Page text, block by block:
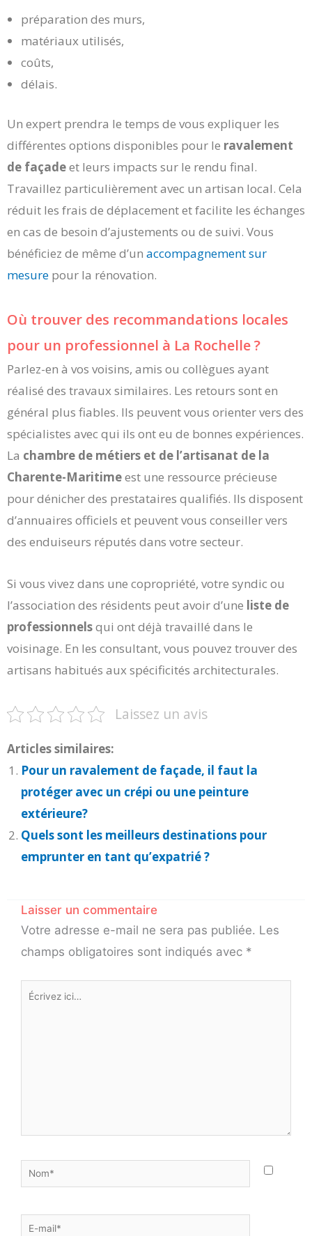
préparation des murs,
matériaux utilisés,
coûts,
délais.
Un expert prendra le temps de vous expliquer les
différentes options disponibles pour le ravalement
de façadeet leurs impacts sur le rendu final.
Travaillez particulièrement avec un artisan local. Cela
réduit les frais de déplacement et facilite les échanges
en cas de besoin d’ajustements ou de suivi. Vous
bénéficiez de même d’un accompagnement sur
mesure pour la rénovation.
Où trouver des recommandations locales
pour un professionnel à La Rochelle ?
Parlez-en à vos voisins, amis ou collègues ayant
réalisé des travaux similaires. Les retours sont en
général plus fiables. Ils peuvent vous orienter vers des
spécialistes avec qui ils ont eu de bonnes expériences.
La chambre de métiers et de l’artisanat de la
Charente-Maritimeest une ressource précieuse
pour dénicher des prestataires qualifiés. Ils disposent
d’annuaires officiels et peuvent vous conseiller vers
des enduiseurs réputés dans votre secteur.
Si vous vivez dans une copropriété, votre syndic ou
l’association des résidents peut avoir d’une liste de
professionnelsqui ont déjà travaillé dans le
voisinage. En les consultant, vous pouvez trouver des
artisans habitués aux spécificités architecturales.
Laissez un avis
Articles similaires:
Pour un ravalement de façade, il faut la
protéger avec un crépi ou une peinture
extérieure?
Quels sont les meilleurs destinations pour
emprunter en tant qu’expatrié ?
Laisser un commentaire
Votre adresse e-mail ne sera pas publiée. Les
champs obligatoires sont indiqués avec *
Écrivez
Nom*
E-